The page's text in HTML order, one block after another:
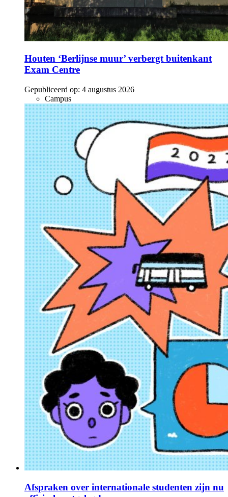
Houten ‘Berlijnse muur’ verbergt buitenkant
Exam Centre
Gepubliceerd op: 4 augustus 2026
Campus
Afspraken over internationale studenten zijn nu